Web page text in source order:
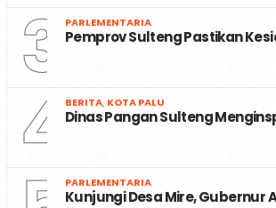
3 PARLEMENTARIA
Pemprov Sulteng Pastikan
4 BERITA, KOTA PALU
Dinas Pangan Sulteng
PARLEMENTARIA
Kunjungi Desa Mire, Gubernur